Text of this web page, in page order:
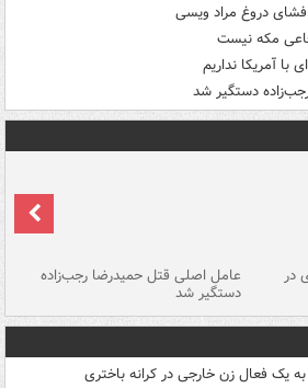
افشای دروغ مراد ویسی
مکه نیست
با آمریکا نداریم
دستگیر شد
در عامل اصلی قتل حمیدرضا رجب‌زاده
دستگیر شد
یک فعال زن خارجی در کرانه باختری